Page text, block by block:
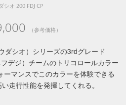
シオ 200 FDJ CP
（参考価格）
ダシオ）シリーズの3rdグレード
デジ）チームのトリコロールカラー
マンスでこのカラーを体験できる
走行性能を発揮してくれる。